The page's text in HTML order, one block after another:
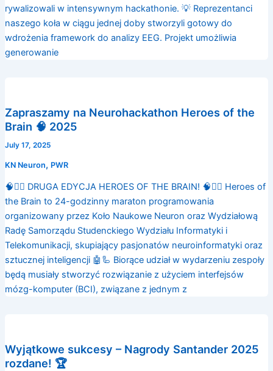
rywalizowali w intensywnym hackathonie. 💡 Reprezentanci
naszego koła w ciągu jednej doby stworzyli gotowy do
wdrożenia framework do analizy EEG. Projekt umożliwia
generowanie
Zapraszamy na Neurohackathon Heroes of the
Brain 🧠 2025
July 17, 2025
KN Neuron, PWR
🧠🦸‍♀️ DRUGA EDYCJA HEROES OF THE BRAIN! 🧠🦸‍♀️ Heroes of
the Brain to 24-godzinny maraton programowania
organizowany przez Koło Naukowe Neuron oraz Wydziałową
Radę Samorządu Studenckiego Wydziału Informatyki i
Telekomunikacji, skupiający pasjonatów neuroinformatyki oraz
sztucznej inteligencji 🤖🦾 Biorące udział w wydarzeniu zespoły
będą musiały stworzyć rozwiązanie z użyciem interfejsów
mózg-komputer (BCI), związane z jednym z
Wyjątkowe sukcesy – Nagrody Santander 2025
rozdane! 🏆